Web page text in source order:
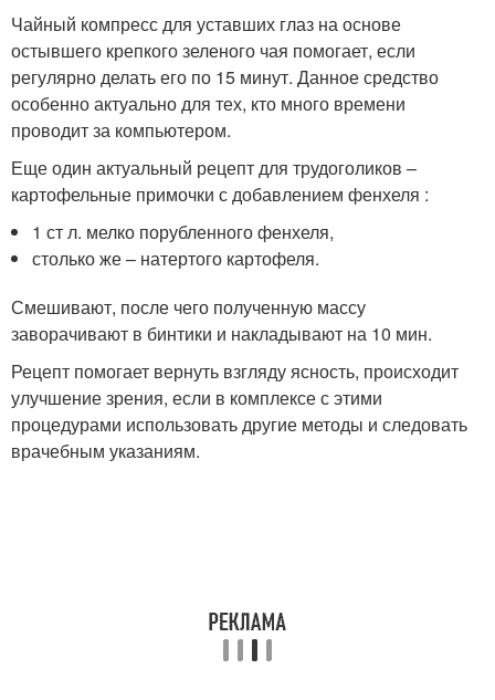
Чайный компресс для уставших глаз на основе
остывшего крепкого зеленого чая помогает, если
регулярно делать его по 15 минут. Данное средство
особенно актуально для тех, кто много времени
проводит за компьютером.
Еще один актуальный рецепт для трудоголиков –
картофельные примочки с добавлением фенхеля :
1 ст л. мелко порубленного фенхеля,
столько же – натертого картофеля.
Смешивают, после чего полученную массу
заворачивают в бинтики и накладывают на 10 мин.
Рецепт помогает вернуть взгляду ясность, происходит
улучшение зрения, если в комплексе с этими
процедурами использовать другие методы и следовать
врачебным указаниям.